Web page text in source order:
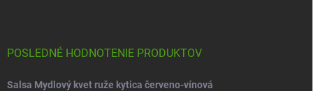
POSLEDNÉ HODNOTENIE PRODUKTOV
Salsa Mydlový kvet ruže kytica červeno-vínová